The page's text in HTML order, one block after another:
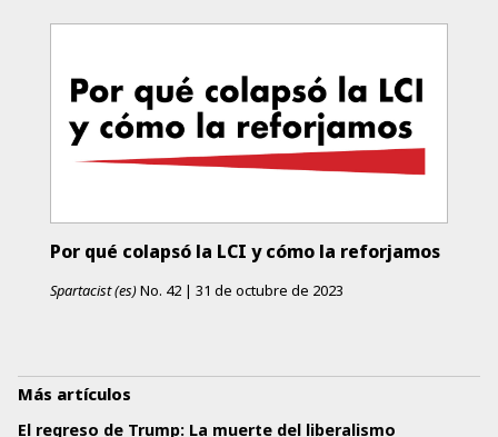
Por qué colapsó la LCI y cómo la reforjamos
Spartacist (es)No. 42 | 31 de octubre de 2023
Más artículos
El regreso de Trump: La muerte del liberalismo